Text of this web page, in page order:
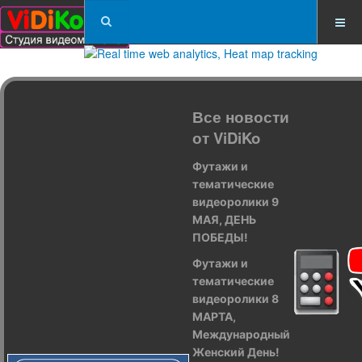
Все новости
от ViDiKo
Футажи и
тематические
видеоролики 9
МАЯ, ДЕНЬ
ПОБЕДЫ!
Футажи и
тематические
видеоролики 8
МАРТА,
Международный
Женский День!